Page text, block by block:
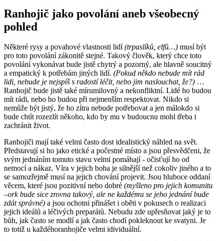
Ranhojič jako povolání aneb všeobecný
pohled
Některé rysy a povahové vlastnosti lidí (trpaslíků, elfů…) musí být
pro toto povolání zákonitě stejné. Takový člověk, který chce toto
povolání vykonávat bude jistě chytrý a pozorný, ale hlavně soucitný
a empatický k potřebám jiných lidí. (Pokud někdo nebude mít rád
lidi, nebude je nejspíš s radostí léčit, nebo jim naslouchat, že?) …
Ranhojič bude jistě také mírumilovný a nekonfliktní. Lidé ho budou
mít rádi, nebo ho budou při nejmenším respektovat. Nikdo si
nemůže být jistý, že ho zítra nebude potřebovat a jen málokdo si
bude chtít rozezlít někoho, kdo by mu v budoucnu mohl třeba i
zachránit život.
Ranhojiči mají také velmi často dost idealistický náhled na svět.
Představují si ho jako etické a počestné místo a jsou přesvědčeni, že
svým jednáním tomuto stavu velmi pomáhají - očisťují ho od
nemocí a nákaz. Víra v jejich boha je silnější než cokoliv jiného a to
se samozřejmě musí na jejich chování projevit. Jsou hluboce oddaní
věcem, které jsou pozitivní nebo dobré (myšleno pro jejich komunitu
–ork bude sice zrovna takový, ale ne každému se jeho jednání bude
zdát správné) a jsou ochotni přinášet i oběti v pokusech o realizaci
jejich ideálů a léčivých preparátů. Nebudu zde upřesňovat jaký je to
bůh, jak často se modlí a jak často chodí pokleknout ke svatyni. Je
to totiž u každéhoranhojiče velmi idividuální.